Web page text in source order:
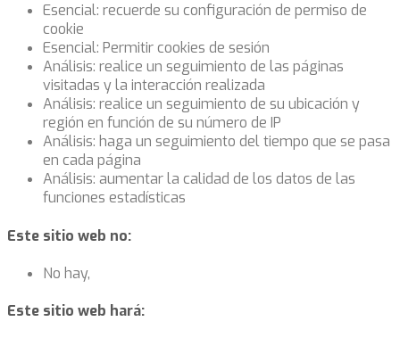
Esencial: recuerde su configuración de permiso de
cookie
Esencial: Permitir cookies de sesión
Análisis: realice un seguimiento de las páginas
visitadas y la interacción realizada
Análisis: realice un seguimiento de su ubicación y
región en función de su número de IP
Análisis: haga un seguimiento del tiempo que se pasa
en cada página
Análisis: aumentar la calidad de los datos de las
funciones estadísticas
Este sitio web no:
No hay,
Este sitio web hará: